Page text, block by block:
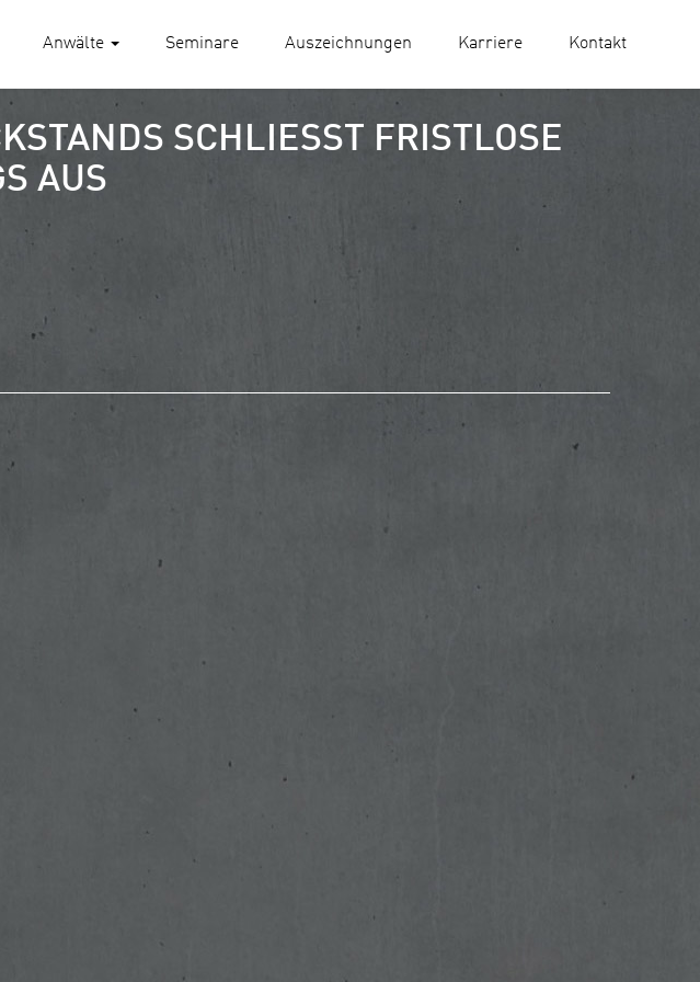
Anwälte Seminare Auszeichnungen Karriere Kontakt
SCHLIESST FRISTLOSE K
AUS